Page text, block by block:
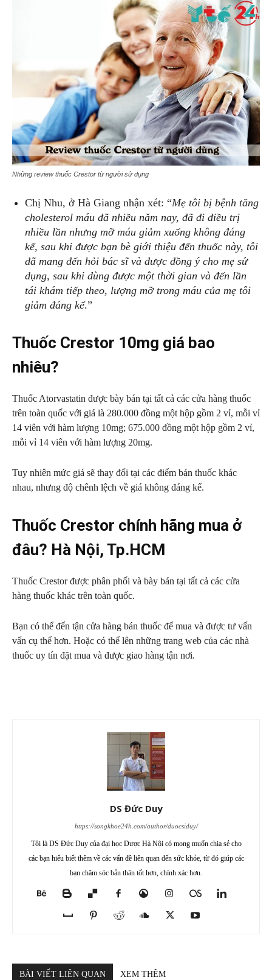
Những review thuốc Crestor từ người sử dụng
Chị Nhu, ở Hà Giang nhận xét: “Mẹ tôi bị bệnh tăng
cholesterol máu đã nhiều năm nay, đã đi điều trị
nhiều lần nhưng mỡ máu giảm xuống không đáng
kể, sau khi được bạn bè giới thiệu đến thuốc này, tôi
đã mang đến hỏi bác sĩ và được đồng ý cho mẹ sử
dụng, sau khi dùng được một thời gian và đến lần
tái khám tiếp theo, lượng mỡ trong máu của mẹ tôi
giảm đáng kể.”
Thuốc Crestor 10mg giá bao
nhiêu?
Thuốc Atorvastatin được bày bán tại tất cả các cửa hàng thuốc
trên toàn quốc với giá là 280.000 đồng một hộp gồm 2 vỉ, mỗi vỉ
14 viên với hàm lượng 10mg; 675.000 đồng một hộp gồm 2 vỉ,
mỗi vỉ 14 viên với hàm lượng 20mg.
Tuy nhiên mức giá sẽ thay đổi tại các điểm bán thuốc khác
nhau, nhưng độ chênh lệch về giá không đáng kể.
Thuốc Crestor chính hãng mua ở
đâu? Hà Nội, Tp.HCM
Thuốc Crestor được phân phối và bày bán tại tất cả các cửa
hàng thuốc khác trên toàn quốc.
Bạn có thể đến tận cửa hàng bán thuốc để mua và được tư vấn
vấn cụ thể hơn. Hoặc có thể lên những trang web của các nhà
thuốc uy tín đặt mua và được giao hàng tận nơi.
DS Đức Duy
https://songkhoe24h.com/author/duocsiduy/
Tôi là DS Đức Duy của đại học Dược Hà Nội có mong muốn chia sẻ cho
các bạn hiểu biết thêm về các vấn đề liên quan đến sức khỏe, từ đó giúp các
bạn chăm sóc bản thân tốt hơn, chính xác hơn.
BÀI VIẾT LIÊN QUAN XEM THÊM